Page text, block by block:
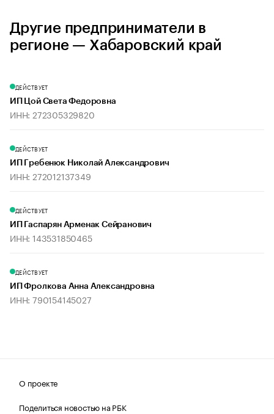
Другие предприниматели в
регионе — Хабаровский край
ДЕЙСТВУЕТ
ИП Цой Света Федоровна
ИНН: 272305329820
ДЕЙСТВУЕТ
ИП Гребенюк Николай Александрович
ИНН: 272012137349
ДЕЙСТВУЕТ
ИП Гаспарян Арменак Сейранович
ИНН: 143531850465
ДЕЙСТВУЕТ
ИП Фролкова Анна Александровна
ИНН: 790154145027
О проекте
Поделиться новостью на РБК